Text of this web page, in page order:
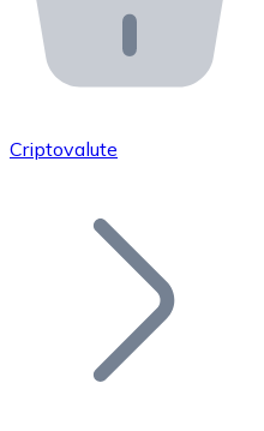
API Bitnovo
Integra la nostra API
Unisciti alla nostra
Aggiungi il token del
Criptovalute